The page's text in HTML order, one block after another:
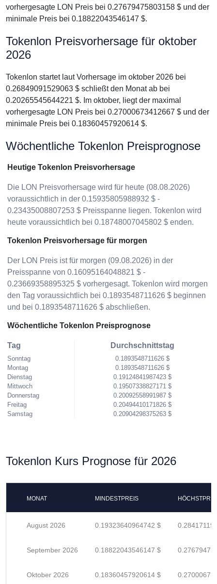
vorhergesagte LON Preis bei 0.27679475803158 $ und der
minimale Preis bei 0.18822043546147 $.
Tokenlon Preisvorhersage für oktober
2026
Tokenlon startet laut Vorhersage im oktober 2026 bei
0.26849091529063 $ schließt den Monat ab bei
0.20265545644221 $. Im oktober, liegt der maximal
vorhergesagte LON Preis bei 0.27000673412667 $ und der
minimale Preis bei 0.18360457920614 $.
Wöchentliche Tokenlon Preisprognose
Heutige Tokenlon Preisvorhersage
Die LON Preisvorhersage wird für heute (08.08.2026)
voraussichtlich in der 0.15935805988932 $ -
0.23435008807253 $ Preisspanne liegen. Tokenlon wird
heute voraussichtlich bei 0.18748007045802 $ enden.
Tokenlon Preisvorhersage für morgen
Der LON Preis ist für morgen (09.08.2026) in der
Preisspanne von 0.16095164048821 $ -
0.23669358895325 $ vorhergesagt. Tokenlon wird morgen
den Tag voraussichtlich bei 0.1893548711626 $ beginnen
und bei 0.1893548711626 $ abschließen.
Wöchentliche Tokenlon Preisprognose
Tag
Sonntag
Montag
Dienstag
Mittwoch
Donnerstag
Freitag
Samstag
Durchschnittstag
0.1893548711626 $
0.1893548711626 $
0.19124841987423 $
0.19507338827171 $
0.20092558991987 $
0.20494410171826 $
0.20904298375263 $
Tokenlon Kurs Prognose für 2026
MONAT MINDESTPREIS
August 2026 0.19323640964742 $
September 2026 0.18822043546147 $
Oktober 2026 0.18360457920614 $